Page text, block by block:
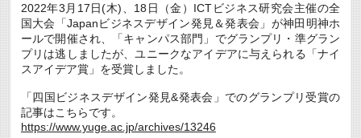
学
金
の
ご
案
内
つ
(周
2022年3月17日(木)、18日（金）ICTビジネス研究会主催の全
国大会「Japanビジネスデザイン発見＆発表会」が神田明神ホ
ールで開催され、「キャンパス部門」でグランプリ・準グラン
プリは逃しましたが、ユニークなアイデアに与えられる「ナイ
スアイデア賞」を受賞しました。
「四国ビジネスデザイン発見&発表会」でのグランプリ受賞の
記事はこちらです。
https://www.yuge.ac.jp/archives/13246